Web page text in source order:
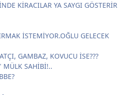
KİRACILAR YA SAYGI GÖSTERİR
İSTEMİYOR.OĞLU GELECEK
GAMBAZ, KOVUCU İSE???
MÜLK SAHİBİ!..